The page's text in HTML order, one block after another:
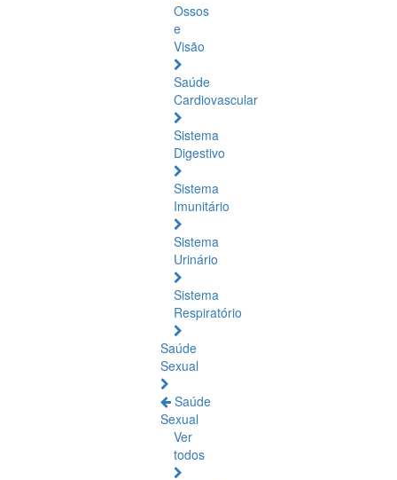
Ossos
e
Visão
Saúde
Cardiovascular
Sistema
Digestivo
Sistema
Imunitário
Sistema
Urinário
Sistema
Respiratório
Saúde
Sexual
Saúde
Sexual
Ver
todos